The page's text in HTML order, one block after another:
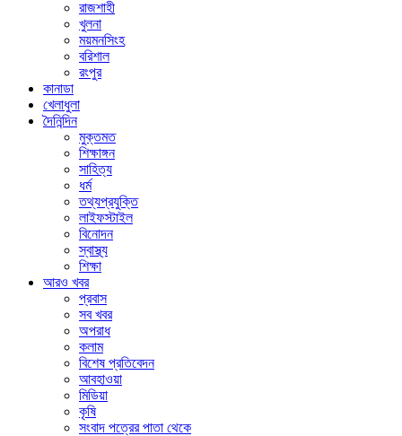
রাজশাহী
খুলনা
ময়মনসিংহ
বরিশাল
রংপুর
কানাডা
খেলাধুলা
দৈনিন্দিন
মুক্তমত
শিক্ষাঙ্গন
সাহিত্য
ধর্ম
তথ্যপ্রযুক্তি
লাইফস্টাইল
বিনোদন
স্বাস্থ্য
শিক্ষা
আরও খবর
প্রবাস
সব খবর
অপরাধ
কলাম
বিশেষ প্রতিবেদন
আবহাওয়া
মিডিয়া
কৃষি
সংবাদ পত্রের পাতা থেকে